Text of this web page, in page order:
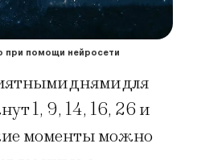
при помощи нейросети
днями для
1, 9, 14, 16, 26 и
моменты можно